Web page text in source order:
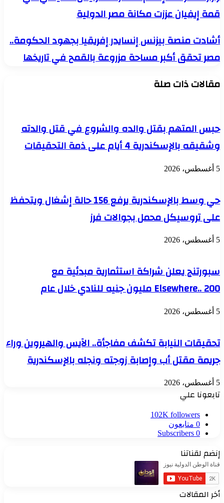
الدولة
للإعلام:
مشاركة
السيسي
قمة
عززت
مكانة
قمة إيفيان عززت مكانة مصر الدولية
أشادت
منصة
بيزنس
إنسايدر
بجهود
مساحة
مزروعة
بالقمح
تاريخها
أشادت منصة بيزنس إنسايدر إفريقيا بجهود الحكومة..
مصر تحقق أكبر مساحة مزروعة بالقمح في تاريخها
مقالات ذات صلة
حبس المتهم بقتل والده والشروع في قتل والدته
وشقيقه بالإسكندرية 4 أيام على ذمة التحقيقات
5 أغسطس، 2026
حي وسط بالإسكندرية يرفع 156 حالة إشغال ويتحفظ
على تروسيكل محمل بجوالات فرز
5 أغسطس، 2026
سبورتنج يعلن شراكة استثمارية مبدئية مع
Elsewhere.. 200 مليون جنيه للنادي خلال عام
5 أغسطس، 2026
تحقيقات النيابة تكشف مفاجأة.. الآيس والهيروين وراء
جريمة مقتل أب وإصابة زوجته ونجله بالإسكندرية
5 أغسطس، 2026
تابعونا علي
102K followers
0 متابعون
0
Subscribers
إنضم لقناتنا
أخر المقالات